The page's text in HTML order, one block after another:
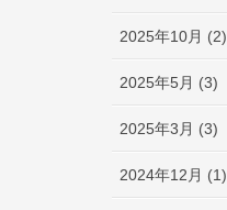
2025年10月 (2)
2025年5月 (3)
2025年3月 (3)
2024年12月 (1)